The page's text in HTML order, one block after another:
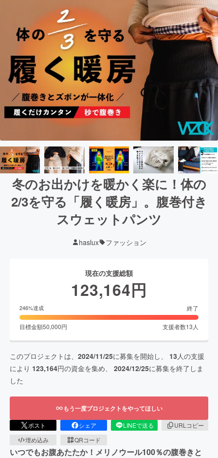
冬のお出かけを暖かく楽に！体の
2/3を守る「履く暖房」。腹巻付き
スウェットパンツ
haslux ファッション
現在の支援総額
123,164円
246%達成 終了
目標金額50,000円 支援者数13 人
このプロジェクトは、 2024/11/25に募集を開始し、 13 人の支援
により 123,164円の資金を集め、 2024/12/25に募集を終了しま
した
もう一度プロジェクトをやってほしい
ポスト シェア LINEで送る
URLコピー
埋め込み
QRコード
いつでもお腹あたたか！メリノウール100％の腹巻きと